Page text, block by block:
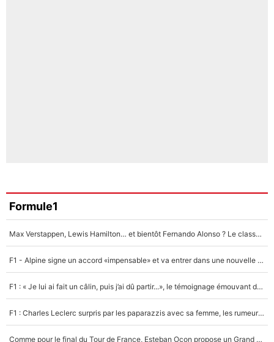
Formule1
Max Verstappen, Lewis Hamilton… et bientôt Fernando Alonso ? Le classement des pilotes les mieux payés en Formule 1 risque de changer !
F1 - Alpine signe un accord «impensable» et va entrer dans une nouvelle dimension : Grande nouvelle pour Pierre Gasly !
F1 : « Je lui ai fait un câlin, puis j’ai dû partir...», le témoignage émouvant de Max Verstappen sur sa fille
F1 : Charles Leclerc surpris par les paparazzis avec sa femme, les rumeurs étaient vraies !
Comme pour le final du Tour de France, Esteban Ocon propose un Grand Prix de Formule 1 à Paris : «Autour de l’Arc de Triomphe, ce serait génial» !